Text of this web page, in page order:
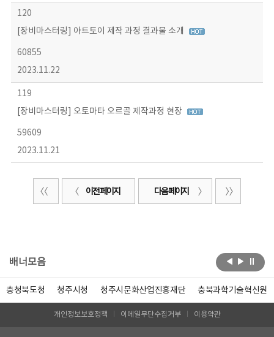
120
[장비마스터링] 아트토이 제작 과정 결과물 소개
60855
2023.11.22
119
[장비마스터링] 오토마타 오르골 제작과정 현장
59609
2023.11.21
이전 페이지 다음 페이지
배너모음
충청북도청 청주시청 청주시문화산업진흥재단 충북과학기술혁신원
개인정보보호정책 이메일무단수집거부 이용약관